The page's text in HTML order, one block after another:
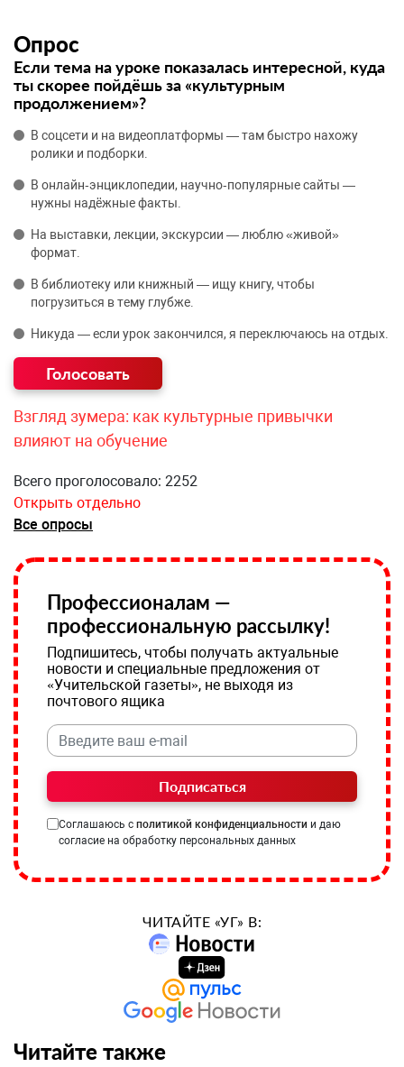
Опрос
Если тема на уроке показалась интересной, куда
ты скорее пойдёшь за «культурным
продолжением»?
В соцсети и на видеоплатформы — там быстро нахожу
ролики и подборки.
В онлайн‑энциклопедии, научно‑популярные сайты —
нужны надёжные факты.
На выставки, лекции, экскурсии — люблю «живой»
формат.
В библиотеку или книжный — ищу книгу, чтобы
погрузиться в тему глубже.
Никуда — если урок закончился, я переключаюсь на отдых.
Взгляд зумера: как культурные привычки
влияют на обучение
Всего проголосовало: 2252
Открыть отдельно
Все опросы
Профессионалам —
профессиональную рассылку!
Подпишитесь, чтобы получать актуальные
новости и специальные предложения от
«Учительской газеты», не выходя из
почтового ящика
Подписаться
Соглашаюсь с политикой конфиденциальности и даю
согласие на обработку персональных данных
ЧИТАЙТЕ «УГ» В:
Читайте также